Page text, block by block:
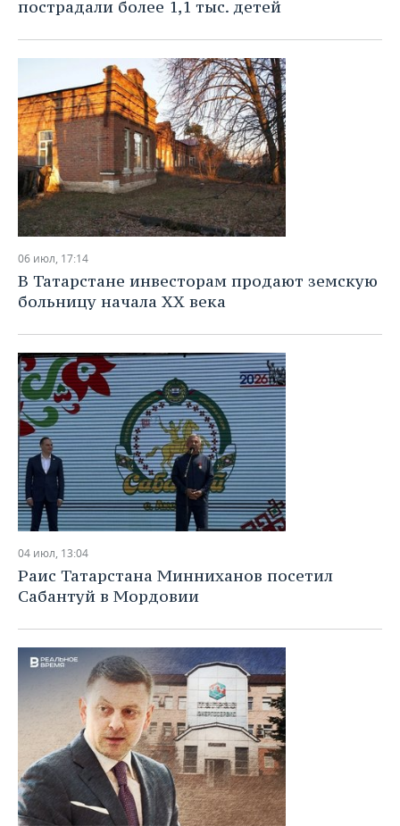
пострадали более 1,1 тыс. детей
06 июл, 17:14
В Татарстане инвесторам продают земскую
больницу начала XX века
04 июл, 13:04
Раис Татарстана Минниханов посетил
Сабантуй в Мордовии